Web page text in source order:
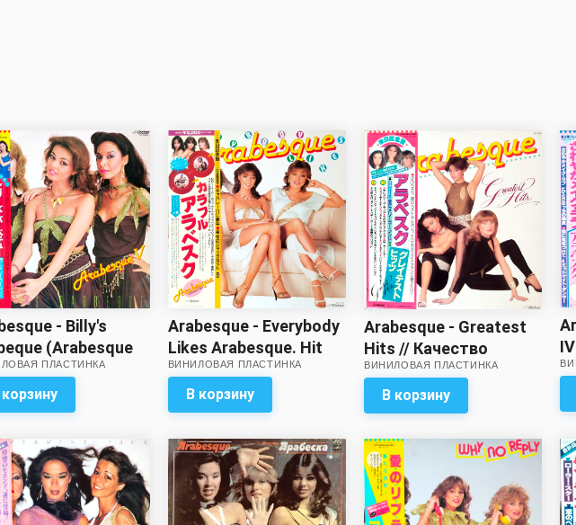
- Billy's
(Arabesque
набор
в
ПЛАСТИНКА
Arabesque - Everybody
Likes Arabesque. Hit
Medley (Red vinyl)
ВИНИЛОВАЯ ПЛАСТИНКА
В корзину
Arabesque - Greatest
Hits // Качество
обложки близко к
отличному! Целый
набор вкладок – в
комплекте!
ВИНИЛОВАЯ ПЛАСТИНКА
В корзину